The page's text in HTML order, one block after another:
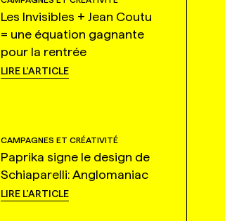
Les Invisibles + Jean Coutu
= une équation gagnante
pour la rentrée
LIRE L'ARTICLE
CAMPAGNES ET CRÉATIVITÉ
Paprika signe le design de
Schiaparelli: Anglomaniac
LIRE L'ARTICLE